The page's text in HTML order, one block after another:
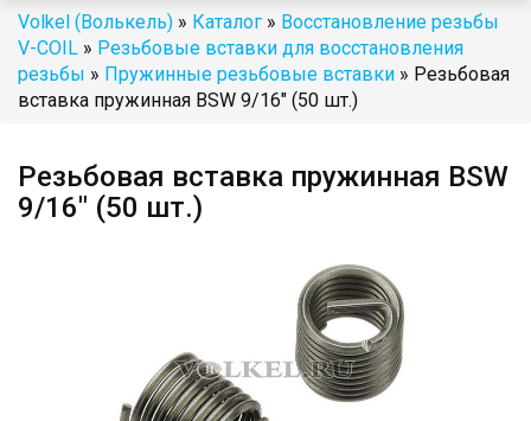
Volkel (Волькель) » Каталог » Восстановление резьбы
V-COIL » Резьбовые вставки для восстановления
резьбы » Пружинные резьбовые вставки » Резьбовая
вставка пружинная BSW 9/16" (50 шт.)
Резьбовая вставка пружинная BSW
9/16" (50 шт.)